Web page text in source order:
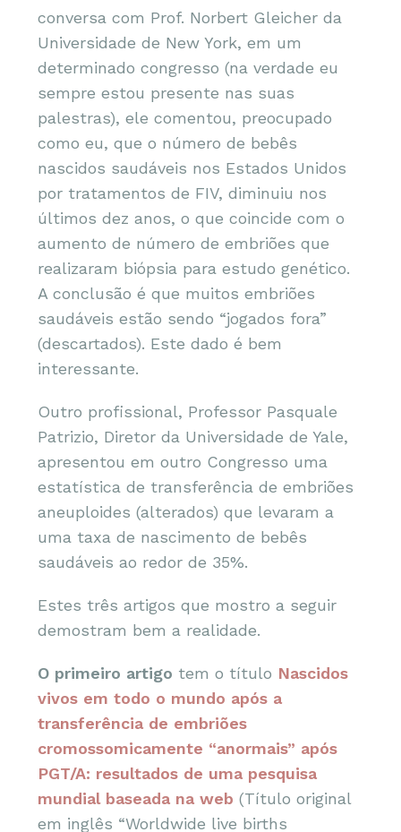
conversa com Prof. Norbert Gleicher da
Universidade de New York, em um
determinado congresso (na verdade eu
sempre estou presente nas suas
palestras), ele comentou, preocupado
como eu, que o número de bebês
nascidos saudáveis nos Estados Unidos
por tratamentos de FIV, diminuiu nos
últimos dez anos, o que coincide com o
aumento de número de embriões que
realizaram biópsia para estudo genético.
A conclusão é que muitos embriões
saudáveis estão sendo “jogados fora”
(descartados). Este dado é bem
interessante.
Outro profissional, Professor Pasquale
Patrizio, Diretor da Universidade de Yale,
apresentou em outro Congresso uma
estatística de transferência de embriões
aneuploides (alterados) que levaram a
uma taxa de nascimento de bebês
saudáveis ao redor de 35%.
Estes três artigos que mostro a seguir
demostram bem a realidade.
O primeiro artigo tem o título Nascidos
vivos em todo o mundo após a
transferência de embriões
cromossomicamente “anormais” após
PGT/A: resultados de uma pesquisa
mundial baseada na web (Título original
em inglês “Worldwide live births